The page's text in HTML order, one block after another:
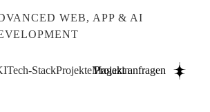
WEB, APP & AI
Tech-StackProjekteMagazin
Projekt anfragen